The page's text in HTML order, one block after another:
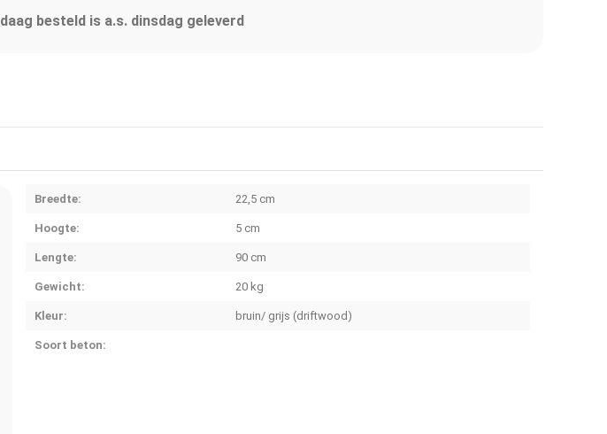
besteld is a.s. dinsdag geleverd
Breedte: 22,5 cm
Hoogte: 5 cm
Lengte: 90 cm
Gewicht: 20 kg
Kleur: bruin/ grijs (driftwood)
Soort beton: